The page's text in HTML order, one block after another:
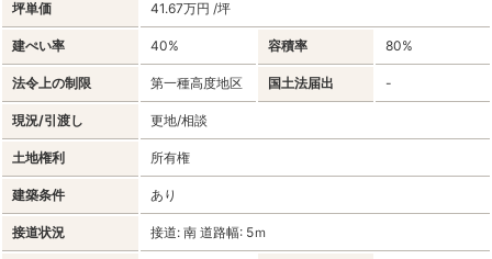
坪単価 41.67万円 /坪
建ぺい率 40% 容積率 80%
法令上の制限 第一種高度地区 国土法届出 -
現況/引渡し 更地/相談
土地権利 所有権
建築条件 あり
接道状況 接道: 南 道路幅: 5ｍ